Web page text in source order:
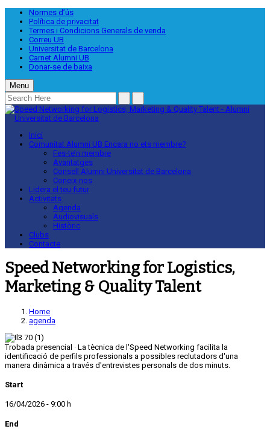
Normes d’ús
Política de privacitat
Termes i Condicions Generals de venda
Correu UB
Universitat de Barcelona
Carnet Alumni UB
Donar-se de baixa
Menu
Inici
Comunitat Alumni UB Encara no ets membre?
Fes-te’n membre
Avantatges
Consell Alumni Universitat de Barcelona
Coneix-nos
Lidera el teu futur
Activitats
Agenda
Audiovisuals
Històric
Clubs
Contacte
Speed Networking for Logistics,
Marketing & Quality Talent
Home
agenda
Trobada presencial · La tècnica de l'Speed Networking facilita la
identificació de perfils professionals a possibles reclutadors d'una
manera dinàmica a través d'entrevistes personals de dos minuts.
Start
16/04/2026 - 9:00 h
End